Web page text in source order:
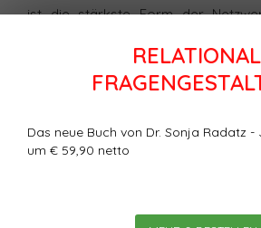
Das neue Buch von Dr. Sonja Radatz -
um € 59,90 netto
ist die stärkste Form der
unserer Kreativität freien Raum
Geschäftsmodelle. Allerdings –
Ergebnis funktioniert, braucht es